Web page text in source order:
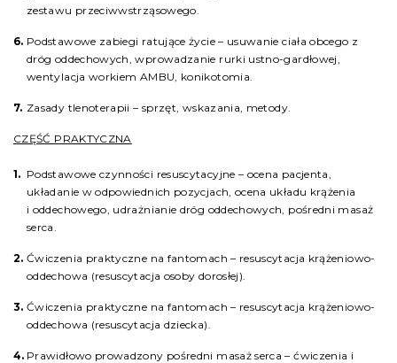
zestawu przeciwwstrząsowego.
Podstawowe zabiegi ratujące życie – usuwanie ciała obcego z
dróg oddechowych, wprowadzanie rurki ustno-gardłowej,
wentylacja workiem AMBU, konikotomia.
Zasady tlenoterapii – sprzęt, wskazania, metody.
CZĘŚĆ PRAKTYCZNA
Podstawowe czynności resuscytacyjne – ocena pacjenta,
układanie w odpowiednich pozycjach, ocena układu krążenia
i oddechowego, udrażnianie dróg oddechowych, pośredni masaż
serca.
Ćwiczenia praktyczne na fantomach – resuscytacja krążeniowo-
oddechowa (resuscytacja osoby dorosłej).
Ćwiczenia praktyczne na fantomach – resuscytacja krążeniowo-
oddechowa (resuscytacja dziecka).
Prawidłowo prowadzony pośredni masaż serca – ćwiczenia i